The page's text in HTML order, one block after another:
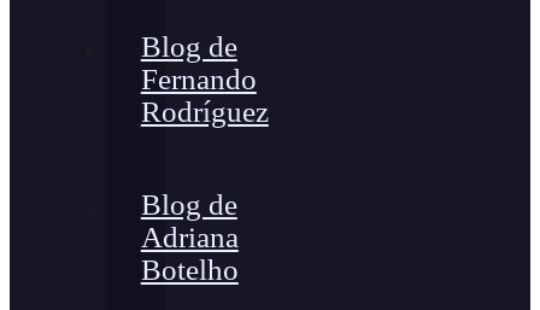
Blog de
Fernando
Rodríguez
Blog de
Adriana
Botelho